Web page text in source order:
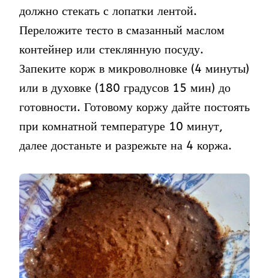
должно стекать с лопатки лентой.
Переложите тесто в смазанный маслом
контейнер или стеклянную посуду.
Запеките корж в микроволновке (4 минуты)
или в духовке (180 градусов 15 мин) до
готовности. Готовому коржу дайте постоять
при комнатной температуре 10 минут,
далее достаньте и разрежьте на 4 коржа.